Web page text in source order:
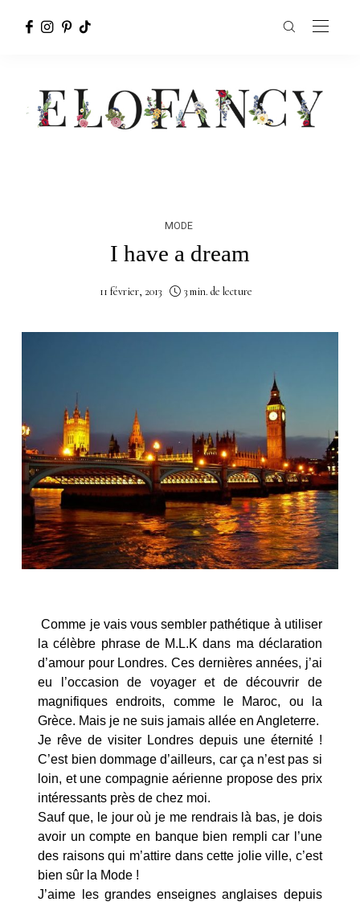
MODE
I have a dream
11 février, 2013 3 min. de lecture
Comme je vais vous sembler pathétique à utiliser
la célèbre phrase de M.L.K dans ma déclaration
d’amour pour Londres. Ces dernières années, j’ai
eu l’occasion de voyager et de découvrir de
magnifiques endroits, comme le Maroc, ou la
Grèce. Mais je ne suis jamais allée en Angleterre.
Je rêve de visiter Londres depuis une éternité !
C’est bien dommage d’ailleurs, car ça n’est pas si
loin, et une compagnie aérienne propose des prix
intéressants près de chez moi.
Sauf que, le jour où je me rendrais là bas, je dois
avoir un compte en banque bien rempli car l’une
des raisons qui m’attire dans cette jolie ville, c’est
bien sûr la Mode !
J’aime les grandes enseignes anglaises depuis